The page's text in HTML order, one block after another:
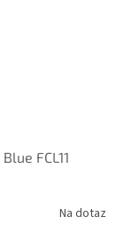
FCL11
Na dotaz